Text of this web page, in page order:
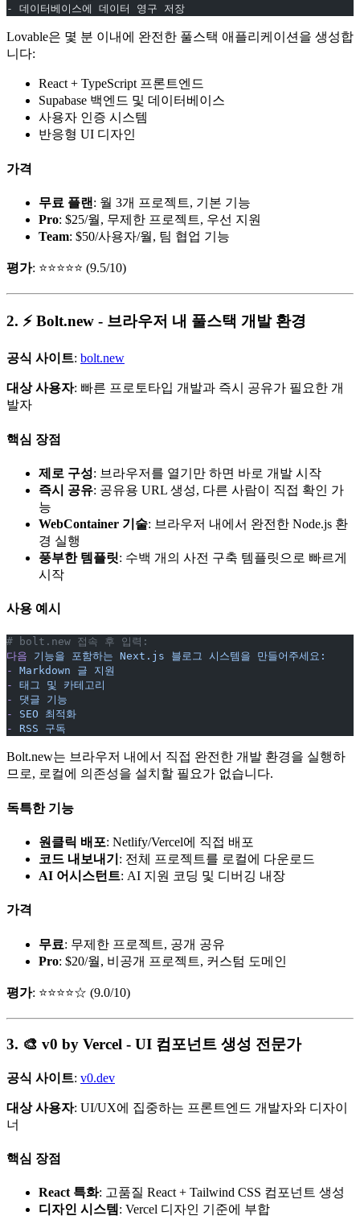
- 데이터베이스에 데이터 영구 저장
Lovable은 몇 분 이내에 완전한 풀스택 애플리케이션을 생성합
니다:
React + TypeScript 프론트엔드
Supabase 백엔드 및 데이터베이스
사용자 인증 시스템
반응형 UI 디자인
가격
무료 플랜 : 월 3개 프로젝트, 기본 기능
Pro: $25/월, 무제한 프로젝트, 우선 지원
Team: $50/사용자/월, 팀 협업 기능
평가: ⭐⭐⭐⭐⭐ (9.5/10)
2. ⚡ Bolt.new - 브라우저 내 풀스택 개발 환경
공식 사이트: bolt.new
대상 사용자: 빠른 프로토타입 개발과 즉시 공유가 필요한 개
발자
핵심 장점
제로 구성: 브라우저를 열기만 하면 바로 개발 시작
즉시 공유: 공유용 URL 생성, 다른 사람이 직접 확인 가
능
WebContainer 기술: 브라우저 내에서 완전한 Node.js 환
경 실행
풍부한 템플릿: 수백 개의 사전 구축 템플릿으로 빠르게
시작
사용 예시
# bolt.new 접속 후 입력:
다음 기능을 포함하는 Next.js 블로그 시스템을 만들어주세요:
-
Markdown 글 지원
-
태그 및
카테고리
-
댓글 기능
-
SEO 최적화
-
RSS 구독
Bolt.new는 브라우저 내에서 직접 완전한 개발 환경을 실행하
므로, 로컬에 의존성을 설치할 필요가 없습니다.
독특한 기능
원클릭 배포: Netlify/Vercel에 직접 배포
코드 내보내기 : 전체 프로젝트를 로컬에 다운로드
AI 어시스턴트: AI 지원 코딩 및 디버깅 내장
가격
무료: 무제한 프로젝트, 공개 공유
Pro: $20/월, 비공개 프로젝트, 커스텀 도메인
평가: ⭐⭐⭐⭐☆ (9.0/10)
3. 🎨 v0 by Vercel - UI 컴포넌트 생성 전문가
공식 사이트: v0.dev
대상 사용자: UI/UX에 집중하는 프론트엔드 개발자와 디자이
너
핵심 장점
React 특화: 고품질 React + Tailwind CSS 컴포넌트 생성
디자인 시스템 : Vercel 디자인 기준에 부합